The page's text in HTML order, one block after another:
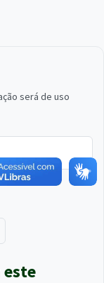
será de uso
este